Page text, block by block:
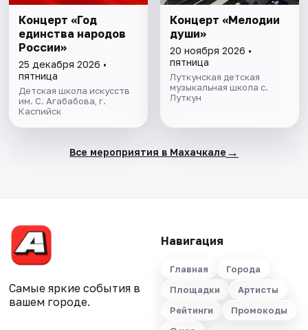
Концерт «Год
единства народов
России»
25 декабря 2026 •
пятница
Детская школа искусств
им. С. Агабабова, г.
Каспийск
Концерт «Мелодии
души»
20 ноября 2026 •
пятница
Луткунская детская
музыкальная школа с.
Луткун
Все мероприятия в Махачкале →
Самые яркие события в
вашем городе.
Навигация
Главная
Города
Площадки
Артисты
Рейтинги
Промокоды